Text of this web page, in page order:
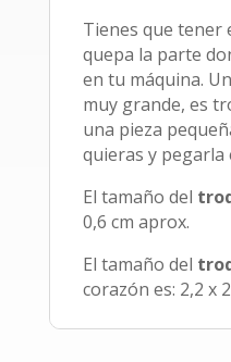
Tienes que tener
quepa la parte
en tu máquina.
muy grande, es
una pieza
quieras y pegarla
El tamaño del
0,6 cm aprox.
El tamaño del
corazón es: 2,2 x